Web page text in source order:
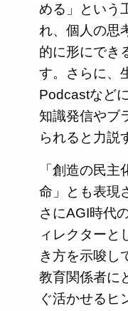
める」という
れ、個人の思
的に形にでき
す。さらに、
Podcastなど
知識発信やブ
られると力説
「創造の民
命」とも表現
さにAGI時代
ィレクターと
き方を示唆し
教育関係者に
ぐ活かせるヒ